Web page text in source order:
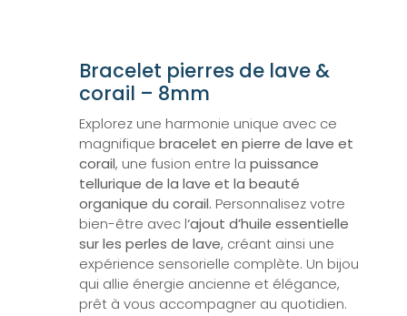
Bracelet pierres de lave &
corail – 8mm
Explorez une harmonie unique avec ce
magnifique bracelet en pierre de lave et
corail, une fusion entre la puissance
tellurique de la lave et la beauté
organique du corail. Personnalisez votre
bien-être avec l‘ajout d’huile essentielle
sur les perles de lave, créant ainsi une
expérience sensorielle complète. Un bijou
qui allie énergie ancienne et élégance,
prêt à vous accompagner au quotidien.